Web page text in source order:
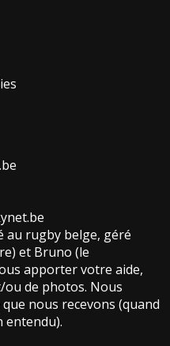
au rugby belge, géré
et Bruno (le
apporter votre aide,
de photos. Nous
nous recevons (quand
entendu).